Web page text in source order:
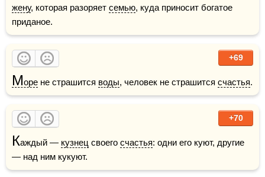
жену, которая разоряет семью, куда приносит богатое
приданое.
+69
Море не страшится воды, человек не страшится счастья.
+70
Каждый — кузнец своего счастья: одни его куют, другие
— над ним кукуют.